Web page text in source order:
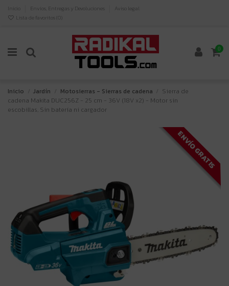
Inicio Envíos, Entregas y Devoluciones
Aviso legal
Lista de favoritos ( 0)
0
Inicio Jardín Motosierras - Sierras de cadena
Sierra de
cadena Makita DUC256Z - 25 cm - 36V (18V x2) - Motor sin
escobillas, Sin batería ni cargador
ENVÍO GRATIS